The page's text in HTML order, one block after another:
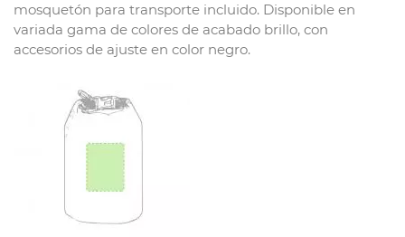
mosquetón para transporte incluido. Disponible en
variada gama de colores de acabado brillo, con
accesorios de ajuste en color negro.